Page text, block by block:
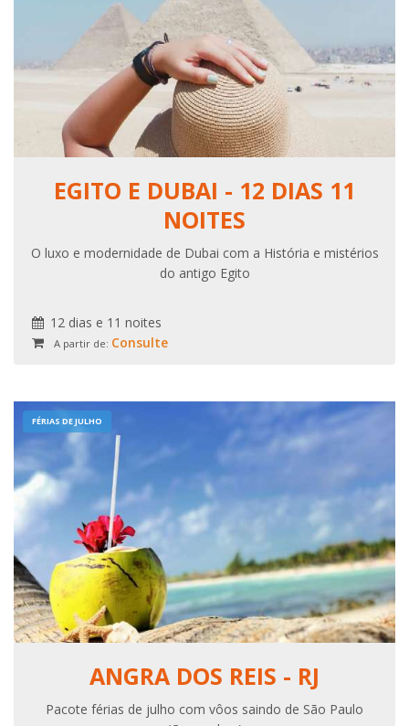
EGITO E DUBAI - 12 DIAS 11
NOITES
O luxo e modernidade de Dubai com a História e mistérios
do antigo Egito
12 dias e 11 noites
A partir de: Consulte
FÉRIAS DE JULHO
ANGRA DOS REIS - RJ
Pacote férias de julho com vôos saindo de São Paulo